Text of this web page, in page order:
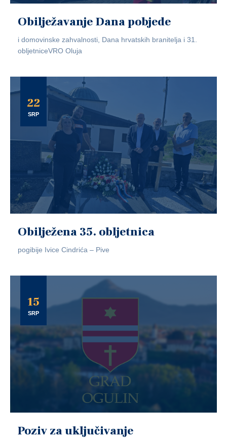
Obilježavanje Dana pobjede
i domovinske zahvalnosti, Dana hrvatskih branitelja i 31.
obljetniceVRO Oluja
22
SRP
Obilježena 35. obljetnica
pogibije Ivice Cindrića – Pive
15
SRP
Poziv za uključivanje